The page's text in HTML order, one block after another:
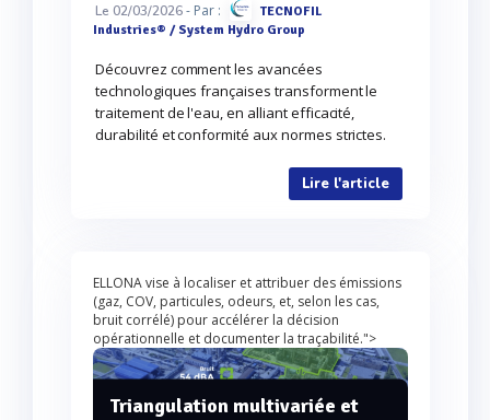
Le 02/03/2026- Par :
TECNOFIL
Industries® / System Hydro Group
Découvrez comment les avancées
technologiques françaises transforment le
traitement de l'eau, en alliant efficacité,
durabilité et conformité aux normes strictes.
Lire l'article
ELLONA vise à localiser et attribuer des émissions
(gaz, COV, particules, odeurs, et, selon les cas,
bruit corrélé) pour accélérer la décision
opérationnelle et documenter la traçabilité.">
Triangulation multivariée et